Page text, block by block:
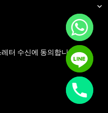
터 수신에 동의합니다.